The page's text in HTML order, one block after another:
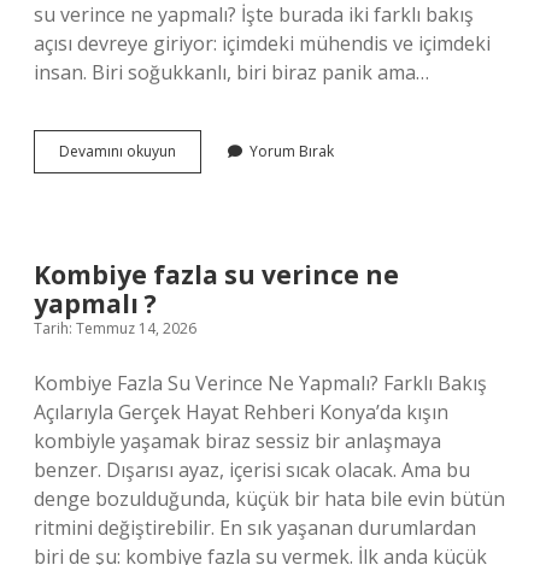
su verince ne yapmalı? İşte burada iki farklı bakış
açısı devreye giriyor: içimdeki mühendis ve içimdeki
insan. Biri soğukkanlı, biri biraz panik ama…
Devamını okuyun Kombiye
fazla
?
Yorum Bırak
Kombiye fazla su verince ne
yapmalı ?
Tarih: Temmuz 14, 2026
Kombiye Fazla Su Verince Ne Yapmalı? Farklı Bakış
Açılarıyla Gerçek Hayat Rehberi Konya’da kışın
kombiyle yaşamak biraz sessiz bir anlaşmaya
benzer. Dışarısı ayaz, içerisi sıcak olacak. Ama bu
denge bozulduğunda, küçük bir hata bile evin bütün
ritmini değiştirebilir. En sık yaşanan durumlardan
biri de şu: kombiye fazla su vermek. İlk anda küçük